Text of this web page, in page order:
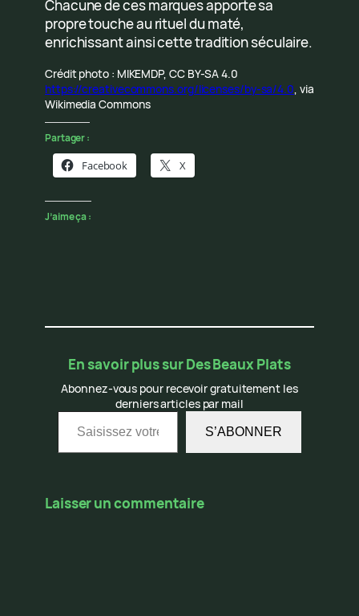
Chacune de ces marques apporte sa
propre touche au rituel du maté,
enrichissant ainsi cette tradition séculaire.
Crédit photo : MIKEMDP, CC BY-SA 4.0
https://creativecommons.org/licenses/by-sa/4.0 , via
Wikimedia Commons
Partager :
Facebook X
J’aime ça :
En savoir plus sur Des Beaux Plats
Abonnez-vous pour recevoir gratuitement les
derniers articles par mail
Saisissez votre adresse e-mail…
S’ABONNER
Laisser un commentaire